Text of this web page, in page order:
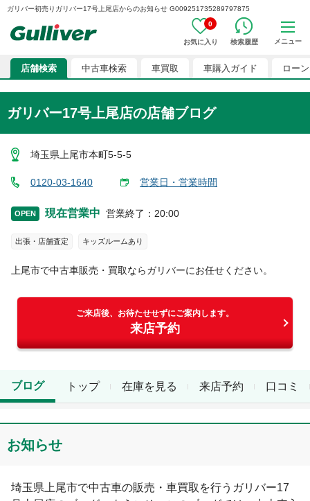
ガリバー初売りガリバー17号上尾店からのお知らせ G009251735289797875
0
お気に入り 検索履歴 メニュー
店舗検索 中古車検索 車買取 車購入ガイド ローン
ガリバー17号上尾店の店舗ブログ
埼玉県上尾市本町5-5-5
0120-03-1640 営業日・営業時間
OPEN 現在営業中 営業終了 ： 20:00
出張・店舗査定 キッズルームあり
上尾市で中古車販売・買取ならガリバーにお任せください。
ご来店後、お待たせせずにご案内します。
来店予約
トップ 在庫を見る 来店予約 口コミ
ブログ
お知らせ
埼玉県 上尾市で中古車の販売・車買取を行う ガリバー17